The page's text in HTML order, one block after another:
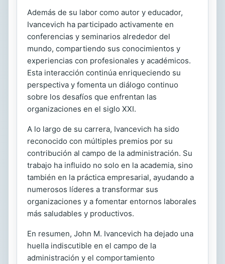
Además de su labor como autor y educador,
Ivancevich ha participado activamente en
conferencias y seminarios alrededor del
mundo, compartiendo sus conocimientos y
experiencias con profesionales y académicos.
Esta interacción continúa enriqueciendo su
perspectiva y fomenta un diálogo continuo
sobre los desafíos que enfrentan las
organizaciones en el siglo XXI.
A lo largo de su carrera, Ivancevich ha sido
reconocido con múltiples premios por su
contribución al campo de la administración. Su
trabajo ha influido no solo en la academia, sino
también en la práctica empresarial, ayudando a
numerosos líderes a transformar sus
organizaciones y a fomentar entornos laborales
más saludables y productivos.
En resumen, John M. Ivancevich ha dejado una
huella indiscutible en el campo de la
administración y el comportamiento